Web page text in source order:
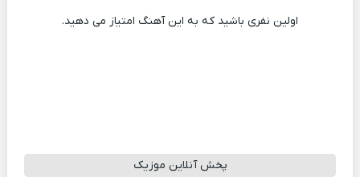
اولین نفری باشید که به این آهنگ امتیاز می دهید.
پخش آنلاین موزیک